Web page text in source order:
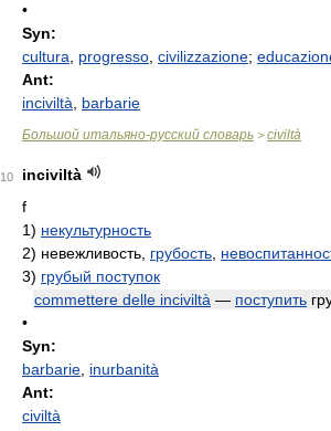
•
Syn:
cultura
progresso civilizzazione;
Ant:
inciviltà
barbarie
Большой итальяно-русский словарь > civiltà
10
inciviltà
f
1) некультурность
2) невежливость, грубость
3) грубый поступок
commettere delle inciviltà — поступить
•
Syn:
barbarie inurbanità
Ant:
civiltà